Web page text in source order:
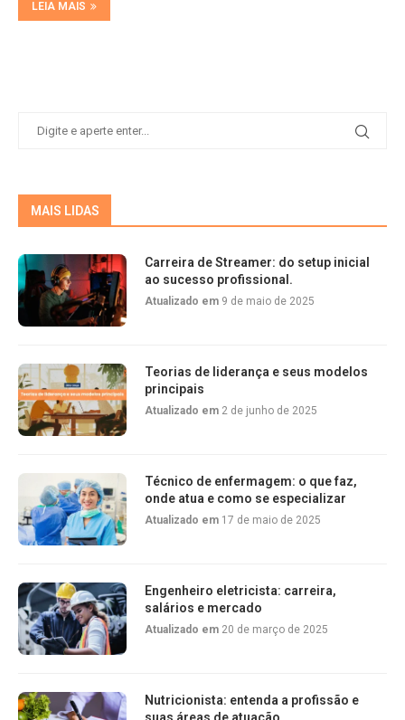
LEIA MAIS
MAIS LIDAS
Carreira de Streamer: do setup inicial
ao sucesso profissional.
Atualizado em 9 de maio de 2025
Teorias de liderança e seus modelos
principais
Atualizado em 2 de junho de 2025
Técnico de enfermagem: o que faz,
onde atua e como se especializar
Atualizado em 17 de maio de 2025
Engenheiro eletricista: carreira,
salários e mercado
Atualizado em 20 de março de 2025
Nutricionista: entenda a profissão e